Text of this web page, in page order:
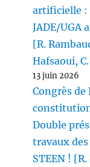
artificielle :
JADE/UGA
[R.
Hafsaoui,
13 juin 2026
Congrès de
Double
travaux
STEEN !